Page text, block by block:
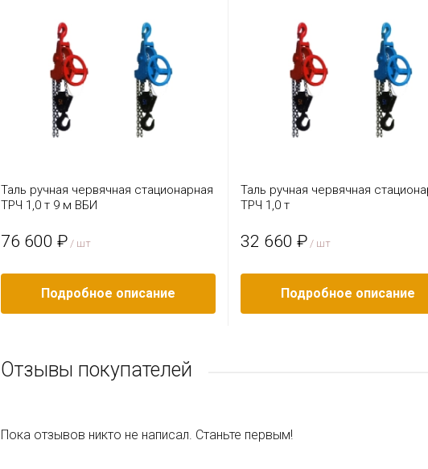
Таль ручная червячная стационарная
ТРЧ 1,0 т 9 м ВБИ
76 600 ₽ / шт
Подробное описание
Таль ручная червячная
ТРЧ 1,0 т
32 660 ₽ / шт
Подробное описание
Отзывы покупателей
Пока отзывов никто не написал. Станьте первым!